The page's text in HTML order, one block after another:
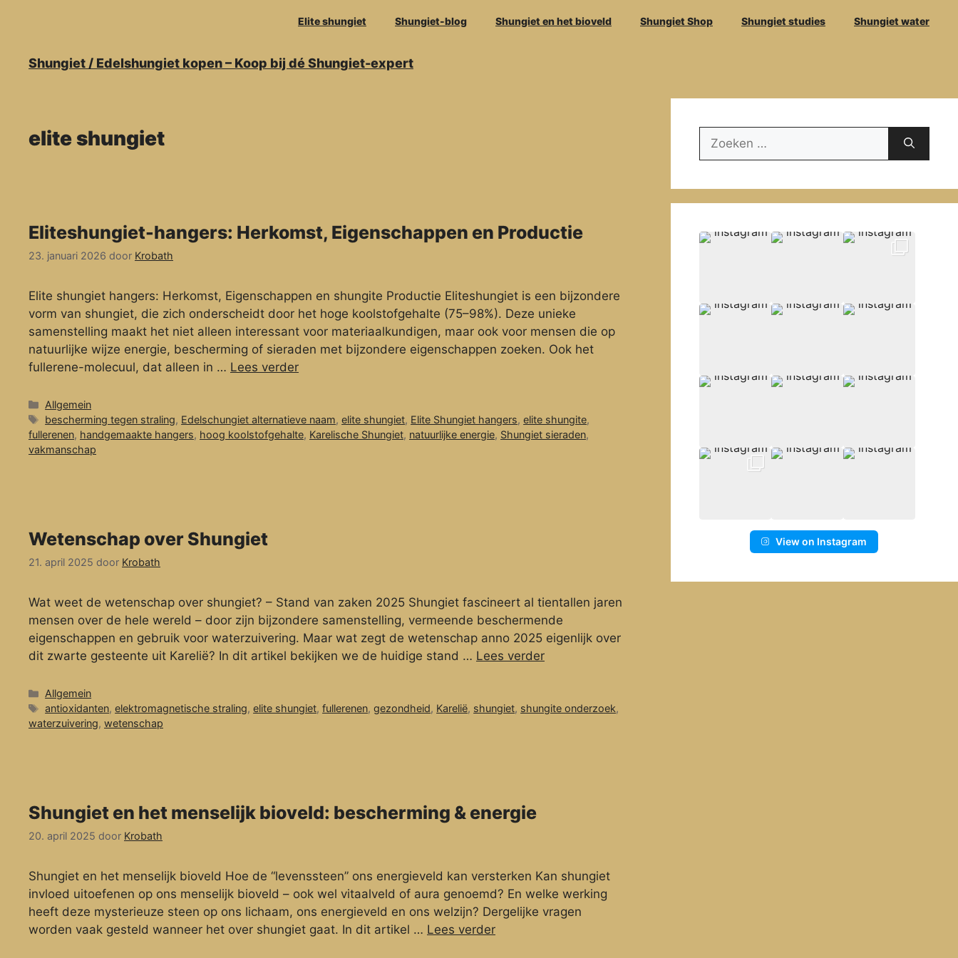
inhoud
Elite shungiet Shungiet-blog Shungiet en het bioveld Shungiet Shop Shungiet studies Shungiet water
Shungiet / Edelshungiet kopen – Koop bij dé Shungiet-expert
elite shungiet
Eliteshungiet-hangers: Herkomst, Eigenschappen en Productie
23. januari 2026 door Krobath
Elite shungiet hangers: Herkomst, Eigenschappen en shungite Productie Eliteshungiet is een bijzondere
vorm van shungiet, die zich onderscheidt door het hoge koolstofgehalte (75–98%). Deze unieke
samenstelling maakt het niet alleen interessant voor materiaalkundigen, maar ook voor mensen die op
natuurlijke wijze energie, bescherming of sieraden met bijzondere eigenschappen zoeken. Ook het
fullerene-molecuul, dat alleen in … Lees verder
Categorieën
Allgemein
Tags
bescherming tegen straling, Edelschungiet alternatieve naam,elite shungiet, Elite Shungiet hangers,elite shungite,
fullerenen, handgemaakte hangers, hoog koolstofgehalte, Karelische Shungiet, natuurlijke energie, Shungiet sieraden,
vakmanschap
Wetenschap over Shungiet
21. april 2025 door Krobath
Wat weet de wetenschap over shungiet? – Stand van zaken 2025 Shungiet fascineert al tientallen jaren
mensen over de hele wereld – door zijn bijzondere samenstelling, vermeende beschermende
eigenschappen en gebruik voor waterzuivering. Maar wat zegt de wetenschap anno 2025 eigenlijk over
dit zwarte gesteente uit Karelië? In dit artikel bekijken we de huidige stand … Lees verder
Categorieën
Allgemein
Tags
antioxidanten,elektromagnetische straling,elite shungiet,fullerenen,gezondheid, Karelië, shungiet, shungite onderzoek,
waterzuivering, wetenschap
Shungiet en het menselijk bioveld: bescherming & energie
20. april 2025 door Krobath
Shungiet en het menselijk bioveld Hoe de “levenssteen” ons energieveld kan versterken Kan shungiet
invloed uitoefenen op ons menselijk bioveld – ook wel vitaalveld of aura genoemd? En welke werking
heeft deze mysterieuze steen op ons lichaam, ons energieveld en ons welzijn? Dergelijke vragen
worden vaak gesteld wanneer het over shungiet gaat. In dit artikel … Lees verder
Zoek
View on Instagram